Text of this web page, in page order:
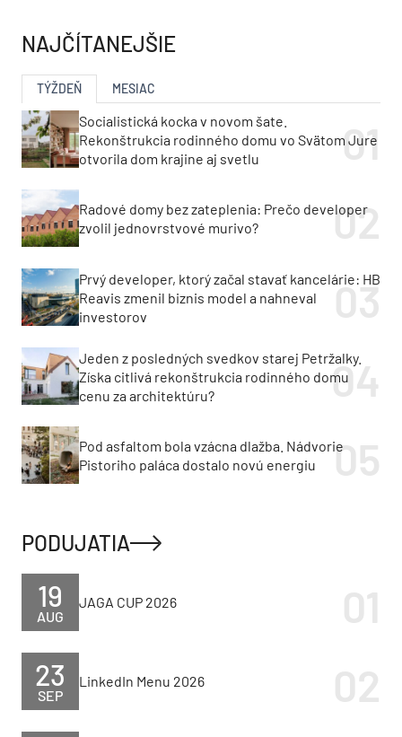
NAJČÍTANEJŠIE
TÝŽDEŇ MESIAC
Socialistická kocka v novom šate.
Rekonštrukcia rodinného domu vo Svätom Jure
otvorila dom krajine aj svetlu
Radové domy bez zateplenia: Prečo developer
zvolil jednovrstvové murivo?
Prvý developer, ktorý začal stavať kancelárie: HB
Reavis zmenil biznis model a nahneval
investorov
Jeden z posledných svedkov starej Petržalky.
Získa citlivá rekonštrukcia rodinného domu
cenu za architektúru?
Pod asfaltom bola vzácna dlažba. Nádvorie
Pistoriho paláca dostalo novú energiu
PODUJATIA
AUG
19 JAGA CUP 2026
SEP
23 LinkedIn Menu 2026